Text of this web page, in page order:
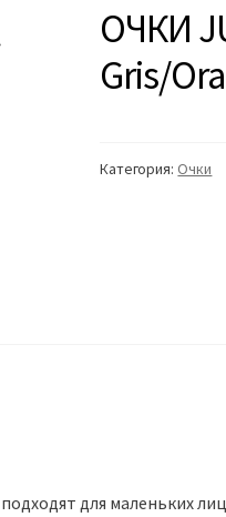
ОЧКИ
Gris/
Категория: Очки
подходят для маленьких